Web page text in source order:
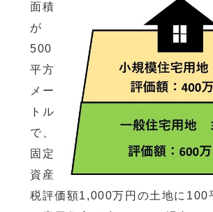
面積
が
500
平方
メー
トル
で、
固定
資産
税評価額1,000万円の土地に100